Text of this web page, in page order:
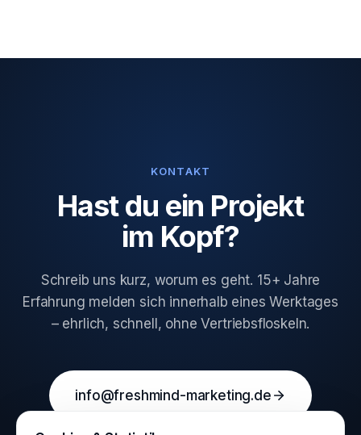
KONTAKT
Hast du ein Projekt
im Kopf?
Schreib uns kurz, worum es geht. 15+ Jahre
Erfahrung melden sich innerhalb eines Werktages
– ehrlich, schnell, ohne Vertriebsfloskeln.
info@freshmind-marketing.de